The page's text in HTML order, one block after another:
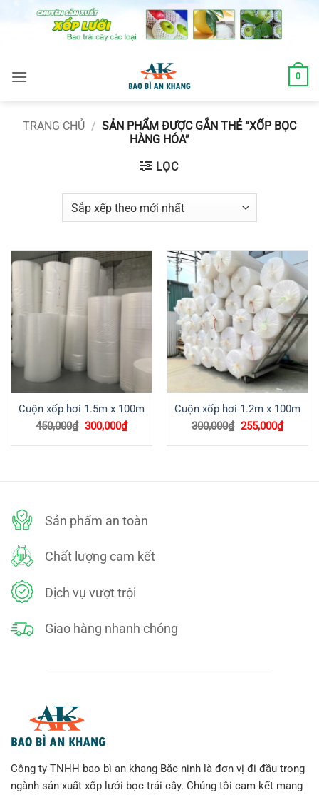
0
TRANG CHỦ / SẢN PHẨM ĐƯỢC GẮN THẺ “XỐP BỌC
HÀNG HÓA”
LỌC
Cuộn xốp hơi 1.5m x 100m
450,000₫ Giá
là:
300,000₫Giá
hiện
tại
Cuộn xốp hơi 1.2m x 100m
300,000₫ Giá
là:
255,000₫Giá
hiện
tại
Sản phẩm an toàn
Chất lượng cam kết
Dịch vụ vượt trội
Giao hàng nhanh chóng
Công ty TNHH bao bì an khang Bắc ninh là đơn vị đi đầu trong
ngành sản xuất xốp lưới bọc trái cây. Chúng tôi cam kết mang